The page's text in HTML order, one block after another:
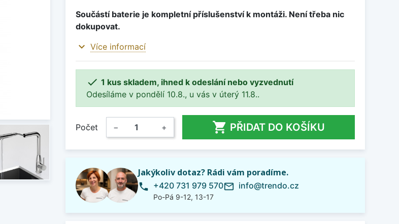
Součástí baterie je kompletní příslušenství k montáži. Není třeba nic
dokupovat.
expand_more Více informací
 1 kus skladem, ihned k odeslání nebo vyzvednutí
Odesíláme v pondělí 10.8., u vás v úterý 11.8..
Počet − +  PŘIDAT DO KOŠÍKU
Jakýkoliv dotaz? Rádi vám poradíme.
phone +420 731 979 570
Po-Pá 9-12, 13-17
mail_outline info@trendo.cz